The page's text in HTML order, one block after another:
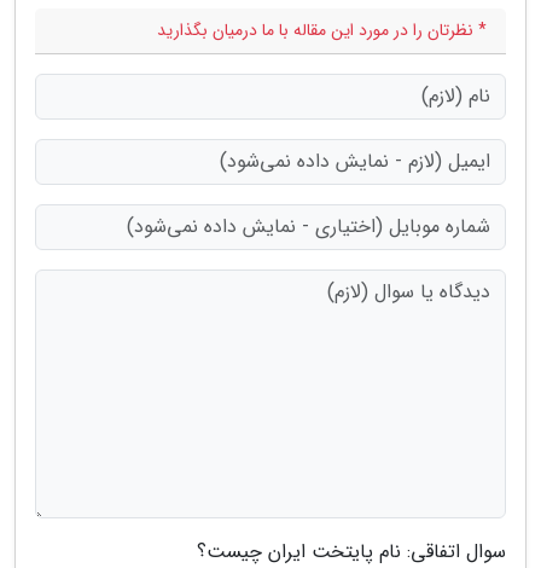
* نظرتان را در مورد این مقاله با ما درمیان بگذارید
سوال اتفاقی: نام پایتخت ایران چیست؟